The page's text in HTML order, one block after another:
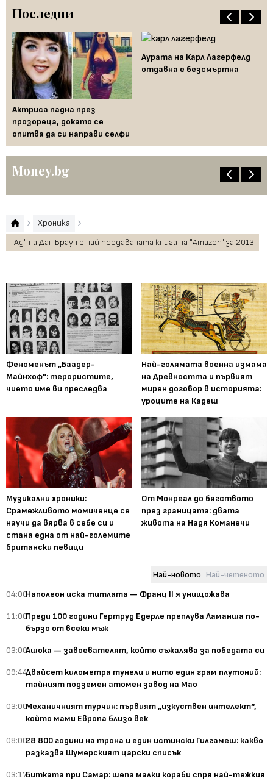
Последни
Актриса падна през
прозореца, докато се
опитва да си направи селфи
Аурата на Карл Лагерфелд
отдавна е безсмъртна
Money.bg
Хроника
"Ад" на Дан Браун е най продаваната книга на "Amazon" за 2013
Феноменът „Баадер-
Майнхоф": терористите,
чието име ви преследва
Най-голямата военна измама
на Древността и първият
мирен договор в историята:
уроците на Кадеш
Музикални хроники:
Срамежливото момиченце се
научи да вярва в себе си и
стана една от най-големите
британски певици
От Монреал до бягството
през границата: двата
живота на Надя Команечи
Най-новото Най-четеното
04:00Наполеон иска титлата — Франц II я унищожава
11:00Преди 100 години Гертруд Едерле преплува Ламанша по-
бързо от всеки мъж
03:00Ашока — завоевателят, който съжалява за победата си
09:44Двайсет километра тунели и нито един грам плутоний:
тайният подземен атомен завод на Мао
03:00Механичният турчин: първият „изкуствен интелект“,
който мами Европа близо век
08:0028 800 години на трона и един истински Гилгамеш: какво
разказва Шумерският царски списък
03:17Битката при Самар: шепа малки кораби спря най-тежкия